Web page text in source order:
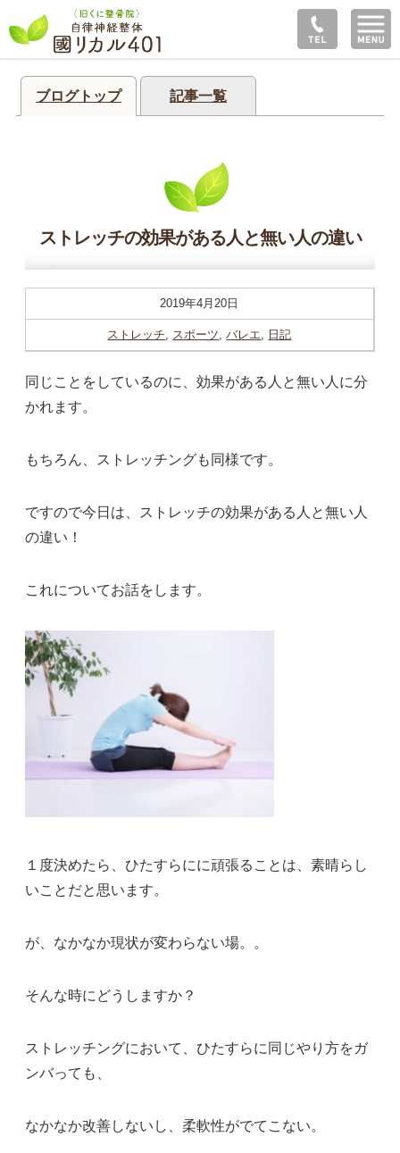
ブログトップ 記事一覧
ストレッチの効果がある人と無い人の違い
2019年4月20日
ストレッチ, スポーツ,バレエ, 日記
同じことをしているのに、効果がある人と無い人に分
かれます。
もちろん、ストレッチングも同様です。
ですので今日は、ストレッチの効果がある人と無い人
の違い！
これについてお話をします。
１度決めたら、ひたすらにに頑張ることは、素晴らし
いことだと思います。
が、なかなか現状が変わらない場。。
そんな時にどうしますか？
ストレッチングにおいて、ひたすらに同じやり方をガ
ンバっても、
なかなか改善しないし、柔軟性がでてこない。